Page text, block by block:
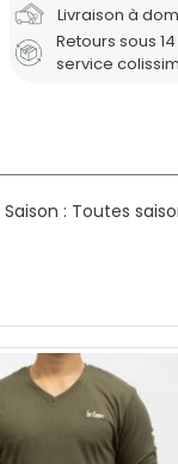
Livraison à
Retours sous
service
Saison : Toutes